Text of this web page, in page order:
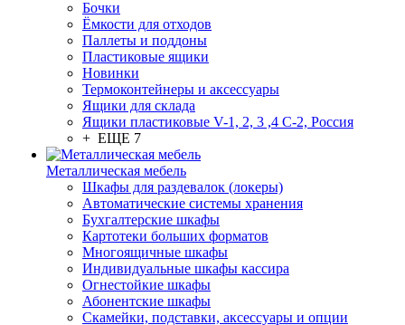
Бочки
Ёмкости для отходов
Паллеты и поддоны
Пластиковые ящики
Новинки
Термоконтейнеры и аксессуары
Ящики для склада
Ящики пластиковые V-1, 2, 3 ,4 С-2, Россия
+ ЕЩЕ 7
Металлическая мебель
Шкафы для раздевалок (локеры)
Автоматические системы хранения
Бухгалтерские шкафы
Картотеки больших форматов
Многоящичные шкафы
Индивидуальные шкафы кассира
Огнестойкие шкафы
Абонентские шкафы
Скамейки, подставки, аксессуары и опции